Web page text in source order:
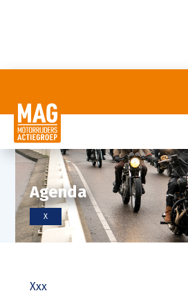
Agenda
X
Xxx